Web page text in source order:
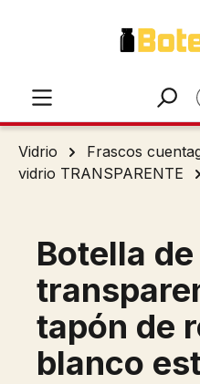
Vidrio
Frascos
vidrio TRANSPARENTE
Botella
tapón de
blanco